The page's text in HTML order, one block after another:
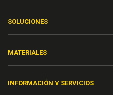
SOLUCIONES
MATERIALES
INFORMACIÓN Y SERVICIOS